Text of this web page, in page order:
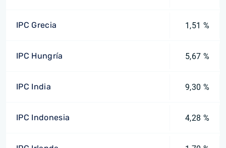
IPC Grecia 1,51 %
IPC Hungría 5,67 %
IPC India 9,30 %
IPC Indonesia 4,28 %